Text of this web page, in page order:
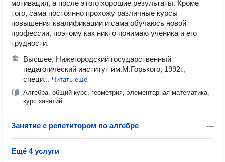
мотивация, а после этого хорошие результаты. Кроме
того, сама постоянно прохожу различные курсы
повышения квалификации и сама обучаюсь новой
профессии, поэтому как никто понимаю ученика и его
трудности.
Высшее, Нижегородский государственный
педагогический институт им.М.Горького, 1992г.,
специ... Читать ещё
Алгебра, общий курс, геометрия, элементарная математика,
курс занятий
Занятие с репетитором по алгебре —
Ещё 4 услуги